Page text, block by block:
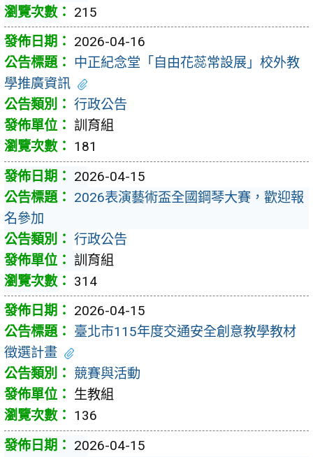
215
2026-04-16
中正紀念堂「自由花蕊常設展」校外教
學推廣資訊
行政公告
訓育組
181
2026-04-15
2026表演藝術盃全國鋼琴大賽，歡迎報
名參加
行政公告
訓育組
314
2026-04-15
臺北市115年度交通安全創意教學教材
徵選計畫
競賽與活動
生教組
136
2026-04-15